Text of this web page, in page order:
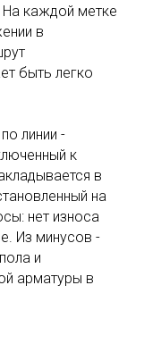
На каждой метке
в
быть легко
линии -
к
в
на
нет износа
Из минусов -
и
арматуры в